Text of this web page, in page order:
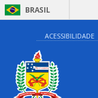
BRASIL
ACESSIBILIDADE